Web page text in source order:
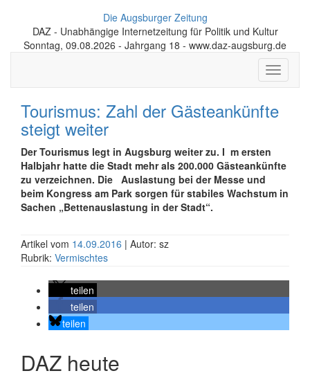
Die Augsburger Zeitung
DAZ - Unabhängige Internetzeitung für Politik und Kultur
Sonntag, 09.08.2026 - Jahrgang 18 - www.daz-augsburg.de
Toggle
Tourismus: Zahl der Gästeankünfte
steigt weiter
Der Tourismus legt in Augsburg weiter zu. I m ersten
Halbjahr hatte die Stadt mehr als 200.000 Gästeankünfte
zu verzeichnen. Die Auslastung bei der Messe und
beim Kongress am Park sorgen für stabiles Wachstum in
Sachen „Bettenauslastung in der Stadt“.
Artikel vom 14.09.2016 | Autor: sz
Rubrik: Vermischtes
teilen
teilen
teilen
DAZ heute